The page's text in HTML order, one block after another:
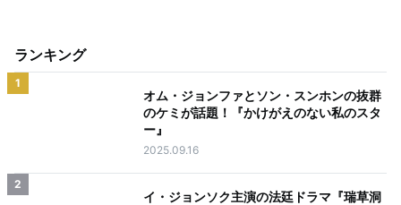
ランキング
1
オム・ジョンファとソン・スンホンの抜群
のケミが話題！『かけがえのない私のスタ
ー』
2025.09.16
2
イ・ジョンソク主演の法廷ドラマ『瑞草洞